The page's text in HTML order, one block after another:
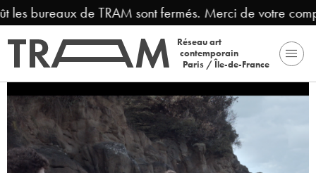
bureaux de TRAM sont fermés. Merci de votre
Réseau art
contemporain
Paris / Île-de-France